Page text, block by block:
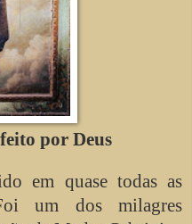
por Deus
quase todas as
um dos milagres